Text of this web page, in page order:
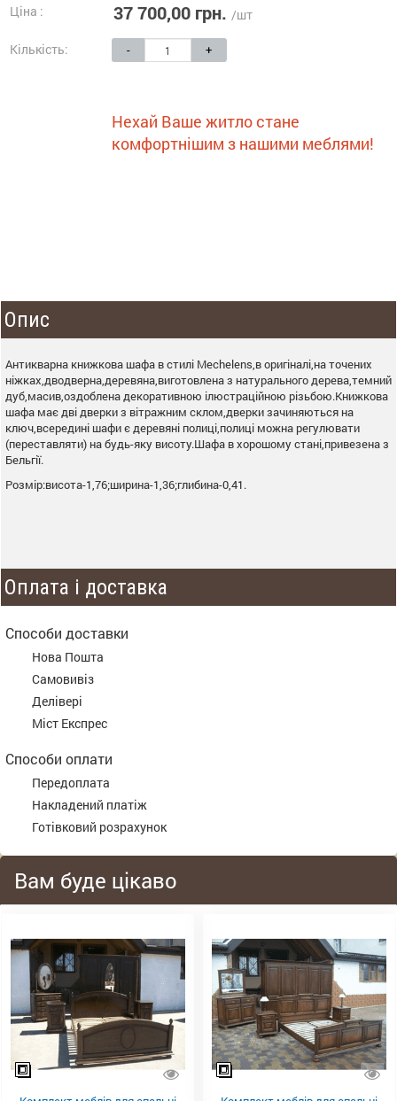
Ціна : 37 700,00 грн. /шт
Кількість: - +
Нехай Ваше житло стане
комфортнішим з нашими меблями!
Опис
Антикварна книжкова шафа в стилі Mechelens,в оригіналі,на точених
ніжках,дводверна,деревяна,виготовлена з натурального дерева,темний
дуб,масив,оздоблена декоративною ілюстраційною різьбою.Книжкова
шафа має дві дверки з вітражним склом,дверки зачиняються на
ключ,всередині шафи є деревяні полиці,полиці можна регулювати
(переставляти) на будь-яку висоту.Шафа в хорошому стані,привезена з
Бельгії.
Розмір:висота-1,76;ширина-1,36;глибина-0,41.
Оплата і доставка
Способи доставки
Нова Пошта
Самовивіз
Делівері
Міст Експрес
Способи оплати
Передоплата
Накладений платіж
Готівковий розрахунок
Вам буде цікаво